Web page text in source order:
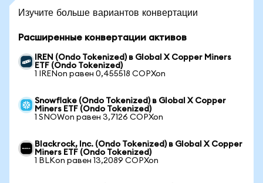
Изучите больше вариантов конвертации
Расширенные конвертации активов
IREN (Ondo Tokenized) в Global X Copper Miners
ETF (Ondo Tokenized)
1 IRENon равен 0,455518 COPXon
Snowflake (Ondo Tokenized) в Global X Copper
Miners ETF (Ondo Tokenized)
1 SNOWon равен 3,7126 COPXon
Blackrock, Inc. (Ondo Tokenized) в Global X Copper
Miners ETF (Ondo Tokenized)
1 BLKon равен 13,2089 COPXon